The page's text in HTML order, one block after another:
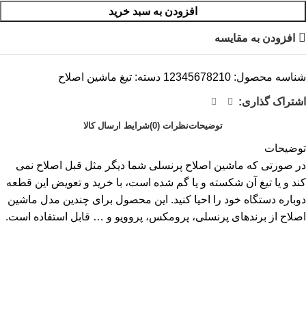
افزودن به سبد خرید
افزودن به مقایسه
شناسه محصول: 12345678210 دسته: تیغ ماشین اصلاح
اشتراک گذاری:
توضیحاتنظرات (0) شرایط ارسال کالا
توضیحات
در صورتی که ماشین اصلاح پرنسلی شما دیگر مثل قبل اصلاح نمی
کند و یا تیغ آن شکسته و یا گم شده است، با خرید و تعویض این قطعه
دوباره دستگاه خود را احیا کنید. این محصول برای چندین مدل ماشین
اصلاح از برندهای پرنسلی، پرومکس، پروویو و … قابل استفاده است.